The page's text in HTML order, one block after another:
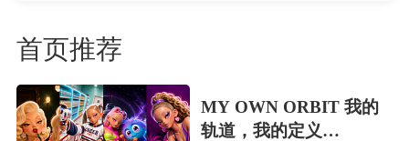
首页推荐
MY OWN ORBIT 我的
轨道，我的定义